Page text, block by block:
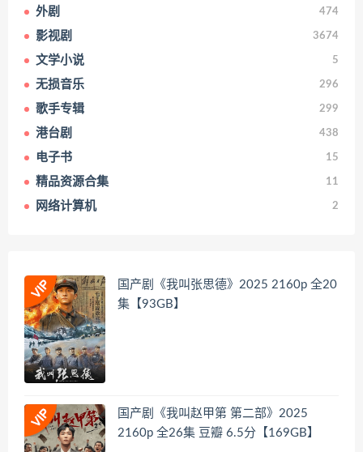
外剧 474
影视剧 3674
文学小说 5
无损音乐 296
歌手专辑 299
港台剧 438
电子书 15
精品资源合集 11
网络计算机 2
国产剧《我叫张思德》2025 2160p 全20
集【93GB】
国产剧《我叫赵甲第 第二部》2025
2160p 全26集 豆瓣 6.5分【169GB】